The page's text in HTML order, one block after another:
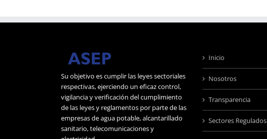
Su objetivo es cumplir las leyes sectoriales
respectivas, ejerciendo un eficaz control,
vigilancia y verificación del cumplimiento
de las leyes y reglamentos por parte de las
empresas de agua potable, alcantarillado
sanitario, telecomunicaciones y
Inicio
Nosotros
Transparencia
Sectores Regulados